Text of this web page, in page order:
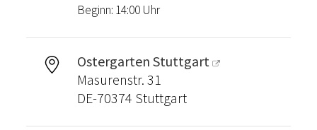
Beginn: 14:00 Uhr
Ostergarten Stuttgart
Masurenstr. 31
DE-70374 Stuttgart